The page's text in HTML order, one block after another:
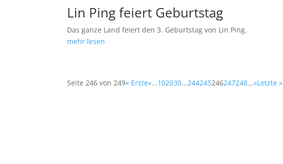
Lin Ping feiert Geburtstag
Das ganze Land feiert den 3. Geburtstag von Lin Ping.
mehr lesen
Seite 246 von 249« Erste«...102030...244245246247248...»Letzte »